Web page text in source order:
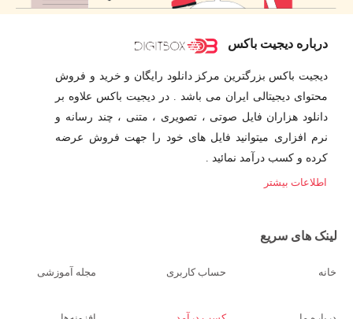
درباره دیجیت باکس
دیجیت باکس بزرگترین مرکز دانلود رایگان و خرید و فروش
محتوای دیجیتالی ایران می باشد . در دیجیت باکس علاوه بر
دانلود هزاران فایل صوتی ، تصویری ، متنی ، چند رسانه و
نرم افزاری میتوانید فایل های خود را جهت فروش عرضه
کرده و کسب درآمد نمائید .
اطلاعات بیشتر
لینک های سریع
خانه حساب کاربری مجله آموزشی